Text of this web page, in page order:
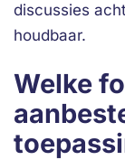
discussies
houdbaar.
Welke